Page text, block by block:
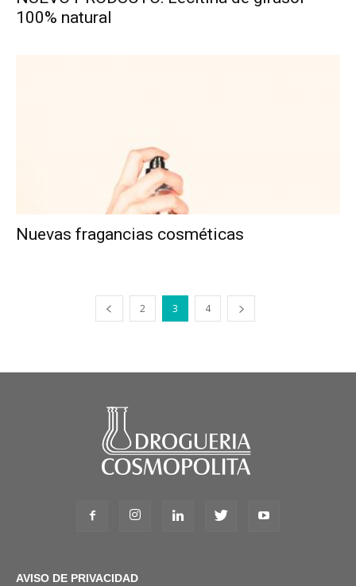
100% natural
Nuevas fragancias cosméticas
2 3 4
AVISO DE PRIVACIDAD